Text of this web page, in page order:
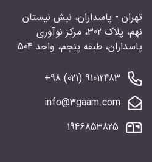
تهران - پاسداران، نبش نیستان
نهم، پلاک 302، مرکز نوآوری
پاسداران، طبقه پنجم، واحد 504
91012483 (021) 98+
info@3gaam.com
1946853825